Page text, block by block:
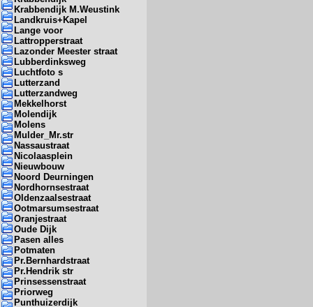
Krabbendijk M.Weustink
Landkruis+Kapel
Lange voor
Lattropperstraat
Lazonder Meester straat
Lubberdinksweg
Luchtfoto s
Lutterzand
Lutterzandweg
Mekkelhorst
Molendijk
Molens
Mulder_Mr.str
Nassaustraat
Nicolaasplein
Nieuwbouw
Noord Deurningen
Nordhornsestraat
Oldenzaalsestraat
Ootmarsumsestraat
Oranjestraat
Oude Dijk
Pasen alles
Potmaten
Pr.Bernhardstraat
Pr.Hendrik str
Prinsessenstraat
Priorweg
Punthuizerdijk